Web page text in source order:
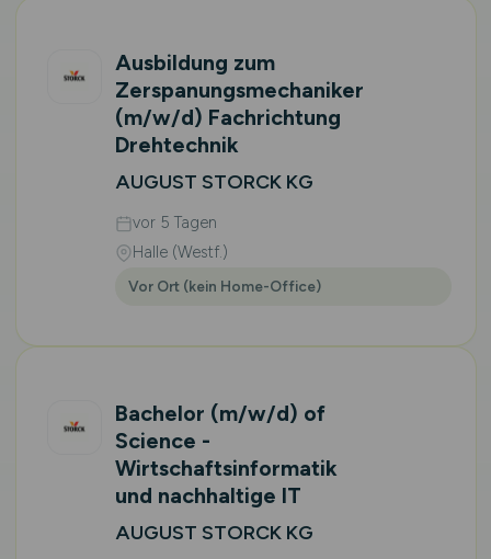
Ausbildung zum
Zerspanungsmechaniker
(m/w/d) Fachrichtung
Drehtechnik
AUGUST STORCK KG
vor 5 Tagen
Halle (Westf.)
Vor Ort (kein Home-Office)
Bachelor (m/w/d) of
Science -
Wirtschaftsinformatik
und nachhaltige IT
AUGUST STORCK KG